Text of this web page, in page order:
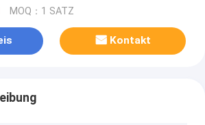
MOQ：1 SATZ
Kontakt